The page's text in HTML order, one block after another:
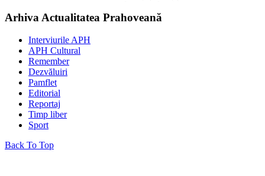
Arhiva Actualitatea Prahoveană
Interviurile APH
APH Cultural
Remember
Dezvăluiri
Pamflet
Editorial
Reportaj
Timp liber
Sport
Back To Top